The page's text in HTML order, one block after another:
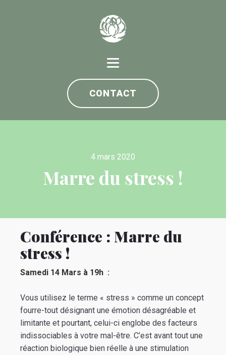
CONTACT
4 mars 2020
Marre du stress !
Conférence : Marre du
stress !
Samedi 14 Mars à 19h :
Vous utilisez le terme « stress » comme un concept
fourre-tout désignant une émotion désagréable et
limitante et pourtant, celui-ci englobe des facteurs
indissociables à votre mal-être. C’est avant tout une
réaction biologique bien réelle à une stimulation